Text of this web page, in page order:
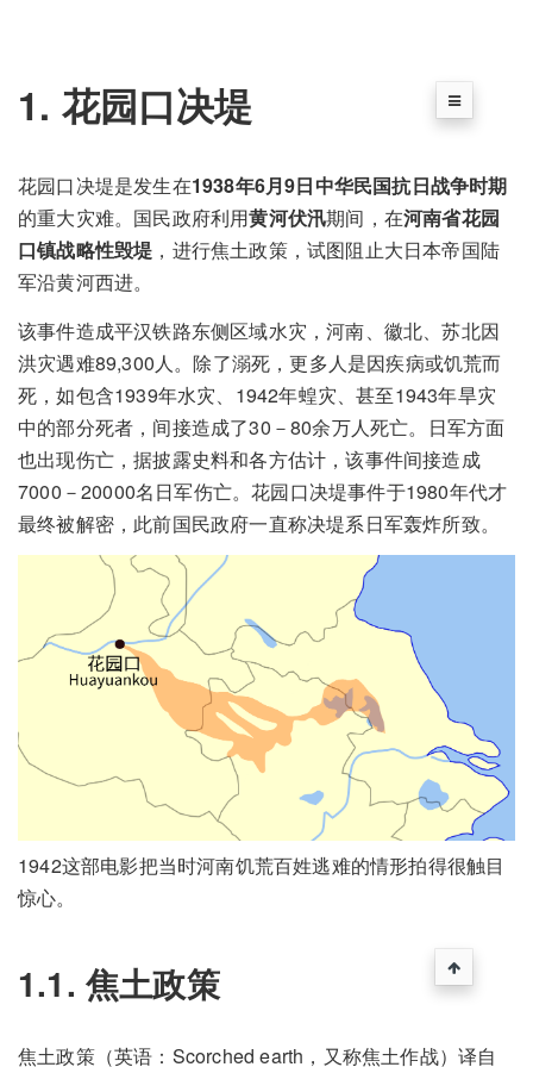
1. 花园口决堤
花园口决堤是发生在1938年6月9日中华民国抗日战争时期
的重大灾难。国民政府利用黄河伏汛期间，在河南省花园
口镇战略性毁堤 ，进行焦土政策，试图阻止大日本帝国陆
军沿黄河西进。
该事件造成平汉铁路东侧区域水灾，河南、徽北、苏北因
洪灾遇难89,300人。除了溺死，更多人是因疾病或饥荒而
死，如包含1939年水灾、1942年蝗灾、甚至1943年旱灾
中的部分死者，间接造成了30－80余万人死亡。日军方面
也出现伤亡，据披露史料和各方估计，该事件间接造成
7000－20000名日军伤亡。花园口决堤事件于1980年代才
最终被解密，此前国民政府一直称决堤系日军轰炸所致。
1942这部电影把当时河南饥荒百姓逃难的情形拍得很触目
惊心。
1.1. 焦土政策
焦土政策（英语：Scorched earth，又称焦土作战）译自